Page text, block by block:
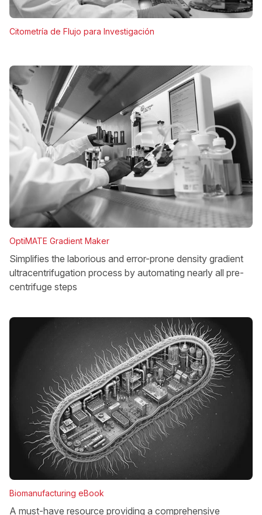
Citometría de Flujo para Investigación
OptiMATE Gradient Maker
Simplifies the laborious and error-prone density gradient
ultracentrifugation process by automating nearly all pre-
centrifuge steps
Biomanufacturing eBook
A must-have resource providing a comprehensive